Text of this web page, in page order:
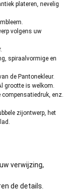
plateren, nevelig
volgens uw
spiraalvormige en
de Pantonekleur.
grootte is welkom.
compensatiedruk, enz.
zijontwerp, het
verwijzing,
de details.